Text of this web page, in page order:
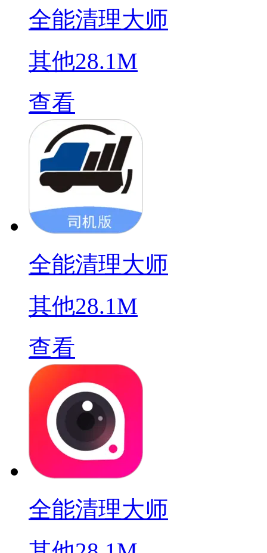
全能清理大师
其他28.1M
查看
全能清理大师
其他28.1M
查看
全能清理大师